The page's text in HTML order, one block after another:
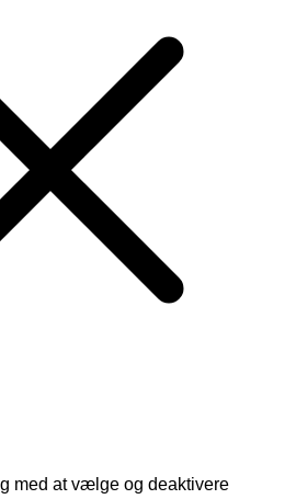
med at vælge og deaktivere